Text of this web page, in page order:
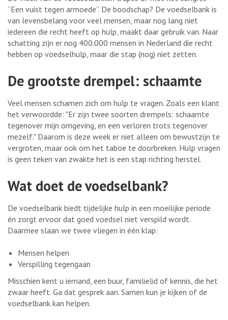
“Een vuist tegen armoede”. De boodschap? De voedselbank is
van levensbelang voor veel mensen, maar nog lang niet
iedereen die recht heeft op hulp, maakt daar gebruik van. Naar
schatting zijn er nog 400.000 mensen in Nederland die recht
hebben op voedselhulp, maar die stap (nog) niet zetten.
De grootste drempel: schaamte
Veel mensen schamen zich om hulp te vragen. Zoals een klant
het verwoordde: "Er zijn twee soorten drempels: schaamte
tegenover mijn omgeving, en een verloren trots tegenover
mezelf." Daarom is deze week er niet alleen om bewustzijn te
vergroten, maar ook om het taboe te doorbreken. Hulp vragen
is geen teken van zwakte het is een stap richting herstel.
Wat doet de voedselbank?
De voedselbank biedt tijdelijke hulp in een moeilijke periode
én zorgt ervoor dat goed voedsel niet verspild wordt.
Daarmee slaan we twee vliegen in één klap:
Mensen helpen
Verspilling tegengaan
Misschien kent u iemand, een buur, familielid of kennis, die het
zwaar heeft. Ga dat gesprek aan. Samen kun je kijken of de
voedselbank kan helpen.